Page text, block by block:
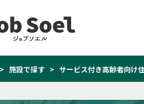
施設で探す サービス付き高齢者向け